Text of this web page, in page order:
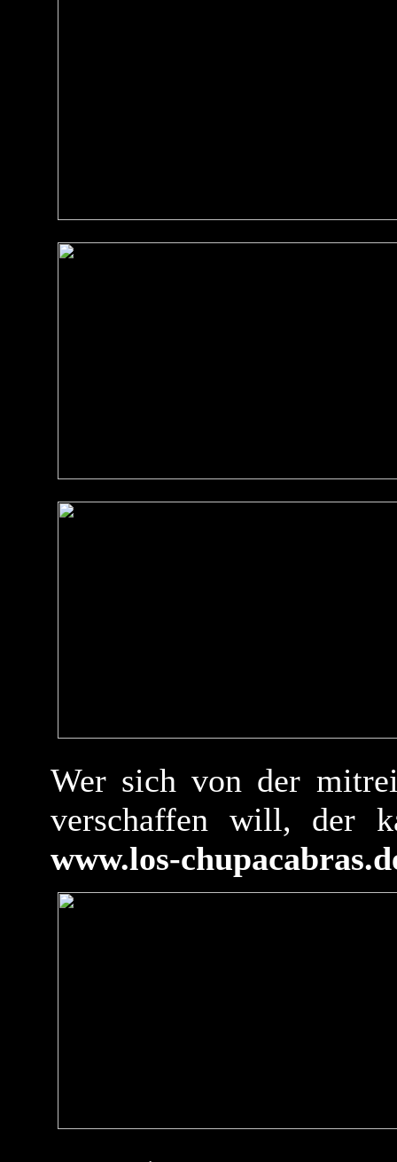
Wer sich von der
verschaffen will, der
www.los-